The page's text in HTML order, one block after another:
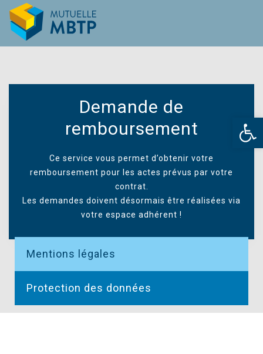
Demande de
remboursement
Ce service vous permet d’obtenir votre
remboursement pour les actes prévus par votre
contrat.
Les demandes doivent désormais être réalisées via
votre espace adhérent !
Mentions légales
Protection des données